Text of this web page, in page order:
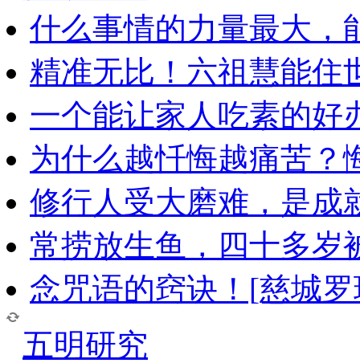
什么事情的力量最大，
精准无比！六祖慧能住
一个能让家人吃素的好
为什么越忏悔越痛苦？
修行人受大磨难，是成
常捞放生鱼，四十多岁
念咒语的窍诀！[慈城
五明研究